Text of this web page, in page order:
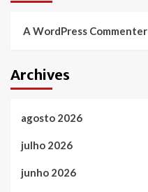
A WordPress Commenter
Archives
agosto 2026
julho 2026
junho 2026